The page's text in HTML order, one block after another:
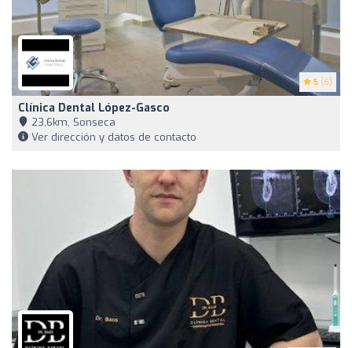
5 (6)
Clínica Dental López-Gasco
23,6km, Sonseca
Ver dirección y datos de contacto